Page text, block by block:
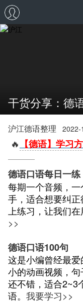
干货分享：德
沪江德语整理 2022-
🔥 【德语】学习
德语口语每日一练
每期一个音频，一
手， 适合想要纠
上练习，让我们
>>
德语口语100句
这是小编曾经最
小的动画视频，
还不错，适合2~3
语。 我要学习>>